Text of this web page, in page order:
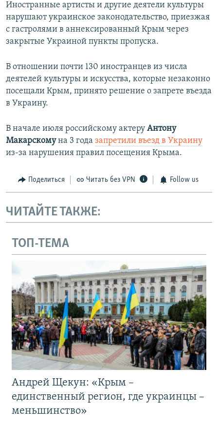
Иностранные артисты и другие деятели культуры
нарушают украинское законодательство, приезжая
с гастролями в аннексированный Крым через
закрытые Украиной пункты пропуска.
В отношении почти 130 иностранцев из числа
деятелей культуры и искусства, которые незаконно
посещали Крым, принято решение о запрете въезда
в Украину.
В начале июля российскому актеру Антону
Макарскомуна 3 года запретили въезд в Украину
из-за нарушения правил посещения Крыма.
Поделиться Читать без VPN Follow us
ЧИТАЙТЕ ТАКЖЕ:
ТОП-ТЕМА
Андрей Щекун: «Крым –
единственный регион, где украинцы –
меньшинство»